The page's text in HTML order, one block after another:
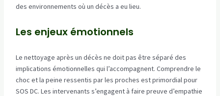
des environnements où un décès a eu lieu.
Les enjeux émotionnels
Le nettoyage après un décès ne doit pas être séparé des
implications émotionnelles qui l’accompagnent. Comprendre le
choc et la peine ressentis par les proches est primordial pour
SOS DC. Les intervenants s’engagent à faire preuve d’empathie